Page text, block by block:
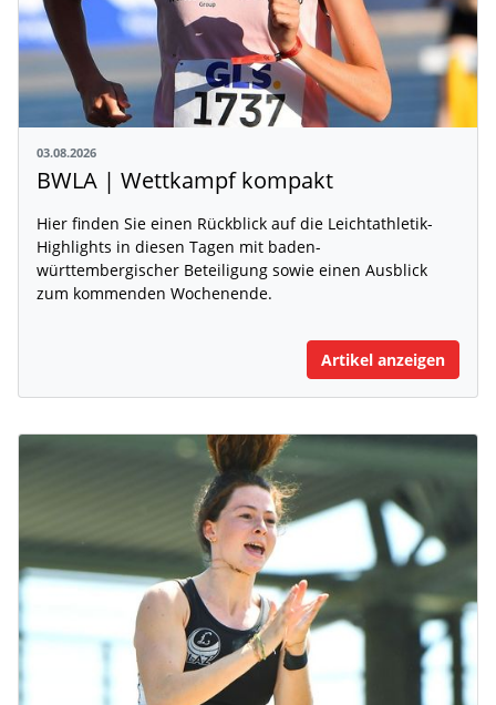
03.08.2026
BWLA | Wettkampf kompakt
Hier finden Sie einen Rückblick auf die Leichtathletik-
Highlights in diesen Tagen mit baden-
württembergischer Beteiligung sowie einen Ausblick
zum kommenden Wochenende.
Artikel anzeigen